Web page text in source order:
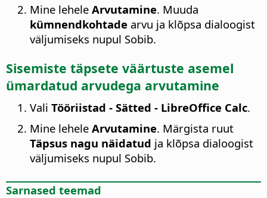
Mine lehele Arvutamine. Muuda
kümnendkohtade arvu ja klõpsa dialoogist
väljumiseks nupul Sobib.
Sisemiste täpsete väärtuste asemel
ümardatud arvudega arvutamine
Vali Tööriistad - Sätted - LibreOffice Calc.
Mine lehele Arvutamine. Märgista ruut
Täpsus nagu näidatud ja klõpsa dialoogist
väljumiseks nupul Sobib.
Sarnased teemad